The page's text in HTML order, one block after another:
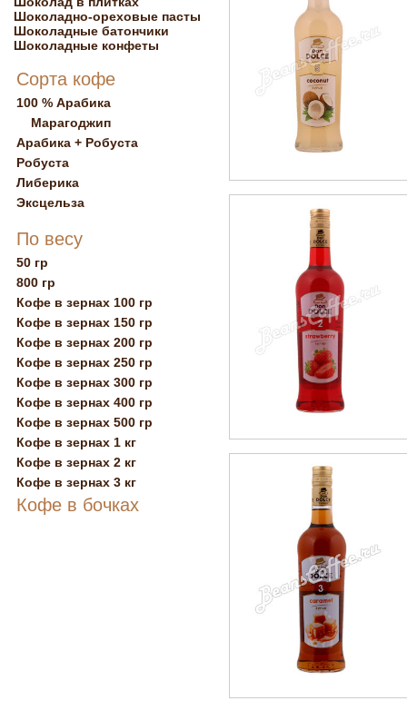
Шоколадно-ореховые пасты
Шоколадные батончики
Шоколадные конфеты
Сорта кофе
100 % Арабика
Марагоджип
Арабика + Робуста
Робуста
Либерика
Эксцельза
По весу
50 гр
800 гр
Кофе в зернах 100 гр
Кофе в зернах 150 гр
Кофе в зернах 200 гр
Кофе в зернах 250 гр
Кофе в зернах 300 гр
Кофе в зернах 400 гр
Кофе в зернах 500 гр
Кофе в зернах 1 кг
Кофе в зернах 2 кг
Кофе в зернах 3 кг
Кофе в бочках